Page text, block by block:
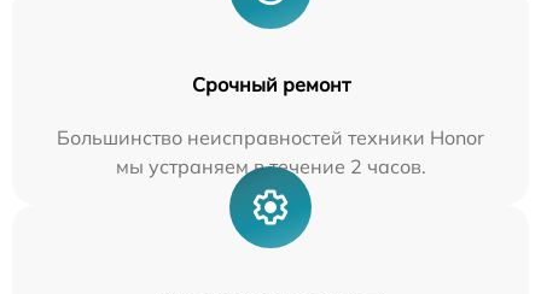
Срочный ремонт
Большинство неисправностей техники Honor
мы устраняем в течение 2 часов.